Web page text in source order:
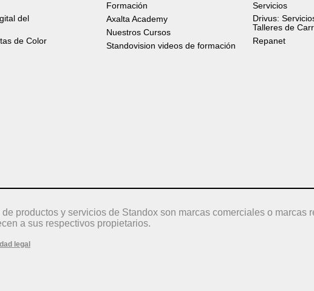
del
de Color
Formación
Axalta Academy
Nuestros Cursos
Standovision videos de formación
Servicios
Drivus:
Talleres de
Repanet
productos y servicios de Standox son marcas comerciales o marcas
a sus respectivos propietarios.
legal